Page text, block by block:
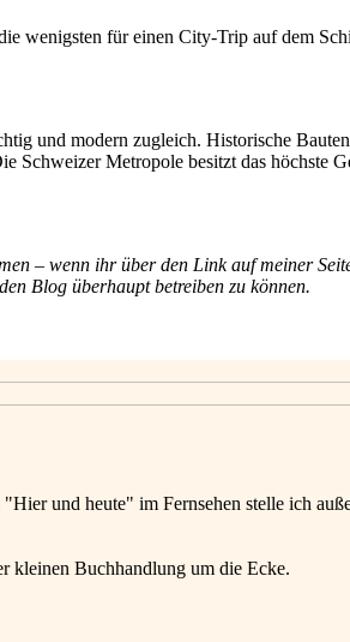
wenigsten für einen City-Trip auf dem
und modern zugleich. Historische
Metropole besitzt das höchste
– wenn ihr über den Link auf meiner
Blog überhaupt betreiben zu können.
und heute" im Fernsehen stelle ich
kleinen Buchhandlung um die Ecke.